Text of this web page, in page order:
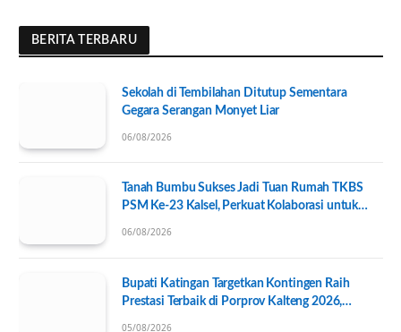
BERITA TERBARU
Sekolah di Tembilahan Ditutup Sementara
Gegara Serangan Monyet Liar
06/08/2026
Tanah Bumbu Sukses Jadi Tuan Rumah TKBS
PSM Ke-23 Kalsel, Perkuat Kolaborasi untuk
06/08/2026
Bupati Katingan Targetkan Kontingen Raih
Prestasi Terbaik di Porprov Kalteng 2026,
05/08/2026